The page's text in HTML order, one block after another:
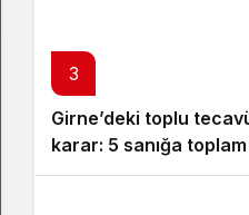
3
Girne’deki toplu
karar: 5 sanığa